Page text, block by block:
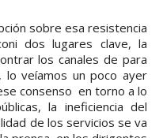
sobre esa resistencia
dos lugares clave, la
los canales de para
veíamos un poco ayer
consenso en torno a lo
la ineficiencia del
de los servicios se va